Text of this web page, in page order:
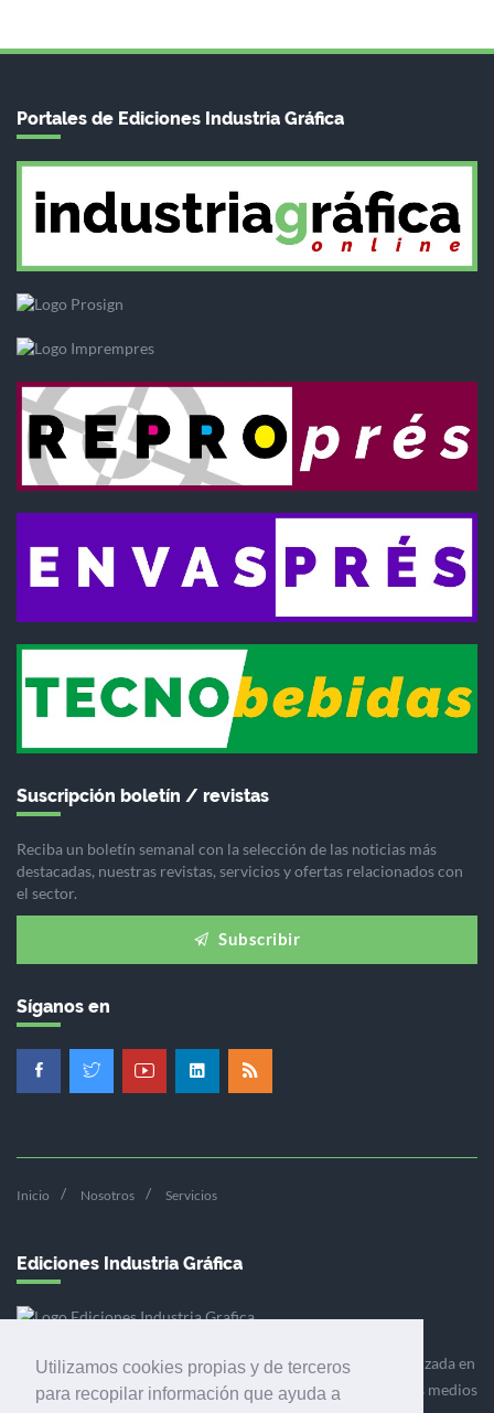
Utilizamos cookies propias y de terceros
para recopilar información que ayuda a
Portales de Ediciones Industria Gráfica
Suscripción boletín / revistas
Reciba un boletín semanal con la selección de las noticias más
destacadas, nuestras revistas, servicios y ofertas relacionados con
el sector.
Subscribir
Síganos en
Inicio Nosotros Servicios
Ediciones Industria Gráfica
Ediciones Industria Gráfica es una empresa editora especializada en
el mercado de la comunicación gráfica que engloba diversos medios